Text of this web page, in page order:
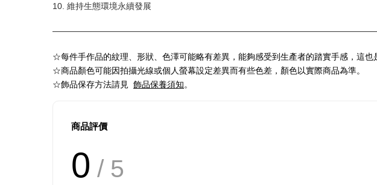
10. 維持生態環境永續發展
☆每件手作品的紋理、形狀、色澤可能略有差異，能夠感受到生產者的踏實手感，這
☆商品顏色可能因拍攝光線或個人螢幕設定差異而有些色差，顏色以實際商品為準。
☆飾品保存方法請見 飾品保養須知。
商品評價
0 / 5